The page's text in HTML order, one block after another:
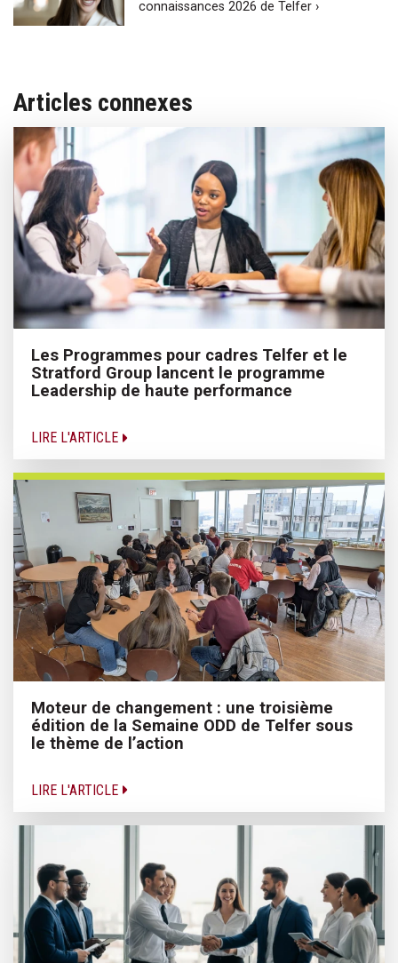
connaissances 2026 de Telfer ›
Articles connexes
Les Programmes pour cadres Telfer et le
Stratford Group lancent le programme
Leadership de haute performance
LIRE L'ARTICLE
Moteur de changement : une troisième
édition de la Semaine ODD de Telfer sous
le thème de l’action
LIRE L'ARTICLE